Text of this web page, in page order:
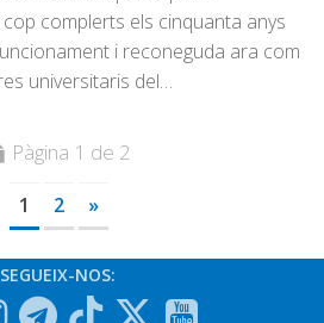
complerts els cinquanta anys
i reconeguda ara com
universitaris del…
Pàgina 1 de 2
1 2 »
SEGUEIX-NOS: